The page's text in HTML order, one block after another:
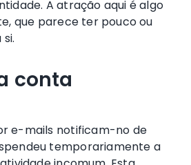
A atração aqui é algo
que parece ter pouco ou
conta
e-mails notificam-no de
temporariamente a